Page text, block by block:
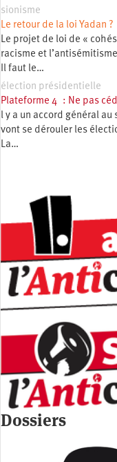
sionisme
Le retour de la loi Yadan ?
Le projet de loi de «
racisme et
Il faut le…
élection présidentielle
Plateforme 4 : Ne pas
l y a un accord général
vont se dérouler les
La…
Dossiers